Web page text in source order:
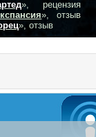
», рецензия
», отзыв
», отзыв